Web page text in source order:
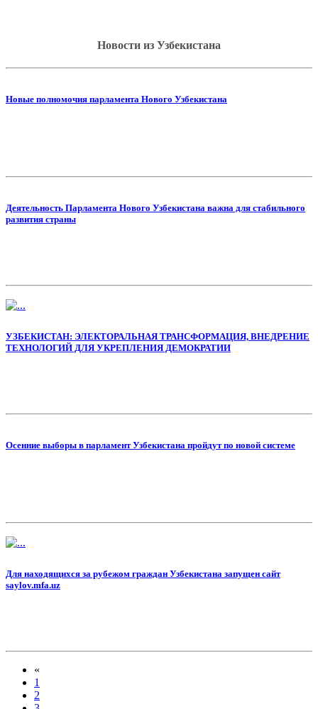
Новости из Узбекистана
Новые полномочия парламента Нового Узбекистана
Деятельность Парламента Нового Узбекистана важна для стабильного
развития страны
УЗБЕКИСТАН: ЭЛЕКТОРАЛЬНАЯ ТРАНСФОРМАЦИЯ, ВНЕДРЕНИЕ
ТЕХНОЛОГИЙ ДЛЯ УКРЕПЛЕНИЯ ДЕМОКРАТИИ
Осенние выборы в парламент Узбекистана пройдут по новой системе
Для находящихся за рубежом граждан Узбекистана запущен сайт
saylov.mfa.uz
«
1
2